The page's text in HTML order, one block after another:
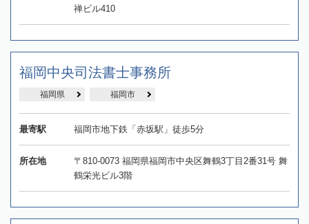
禅ビル410
福岡中央司法書士事務所
福岡県 福岡市
最寄駅 福岡市地下鉄「赤坂駅」徒歩5分
所在地
〒810-0073 福岡県福岡市中央区舞鶴3丁目2番31号 舞
鶴栄光ビル3階